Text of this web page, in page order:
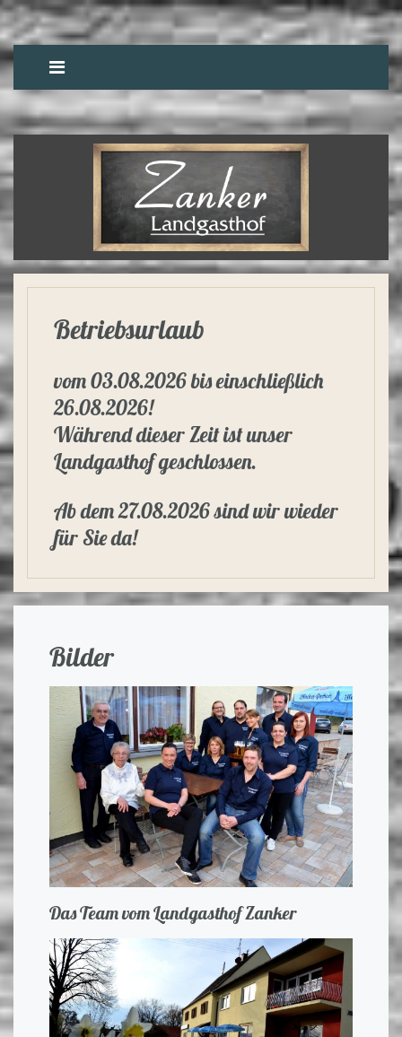
Betriebsurlaub
vom 03.08.2026 bis einschließlich
26.08.2026!
Während dieser Zeit ist unser
Landgasthof geschlossen.
Ab dem 27.08.2026 sind wir wieder
für Sie da!
Bilder
Das Team vom Landgasthof Zanker